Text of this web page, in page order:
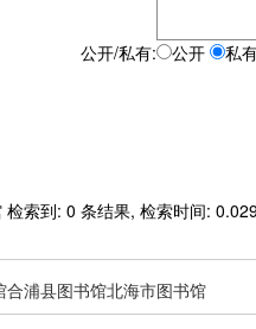
公开/私有: 公开
私
检索到: 0 条结果, 检索时间:
合浦县图书馆北海市图书馆